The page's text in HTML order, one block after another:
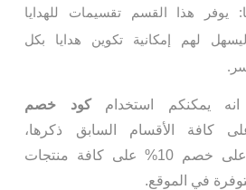
يوفر هذا القسم تقسيمات للهدايا
ليسهل لهم إمكانية تكوين هدايا بكل
انه يمكنكم استخدامكود خصم
كافة الأقسام السابق ذكرها،
لتحصلوا على خصم 10% على كافة منتجات
في الموقع.